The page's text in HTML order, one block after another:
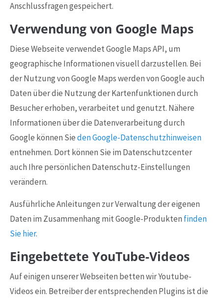
Anschlussfragen gespeichert.
Verwendung von Google Maps
Diese Webseite verwendet Google Maps API, um
geographische Informationen visuell darzustellen. Bei
der Nutzung von Google Maps werden von Google auch
Daten über die Nutzung der Kartenfunktionen durch
Besucher erhoben, verarbeitet und genutzt. Nähere
Informationen über die Datenverarbeitung durch
Google können Sieden Google-Datenschutzhinweisen
entnehmen. Dort können Sie im Datenschutzcenter
auch Ihre persönlichen Datenschutz-Einstellungen
verändern.
Ausführliche Anleitungen zur Verwaltung der eigenen
Daten im Zusammenhang mit Google-Produkten finden
Sie hier.
Eingebettete YouTube-Videos
Auf einigen unserer Webseiten betten wir Youtube-
Videos ein. Betreiber der entsprechenden Plugins ist die